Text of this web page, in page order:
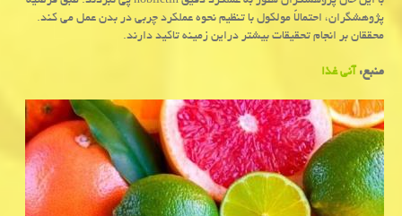
پژوهشگران، احتمالاً مولكول با تنظیم نحوه عملكرد چربی در بدن عمل می كند.
محققان بر انجام تحقیقات بیشتر دراین زمینه تاكید دارند.
منبع:آنی غذا